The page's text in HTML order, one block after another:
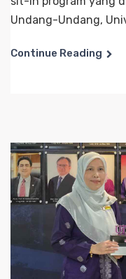
Undang-Undang,
Continue Reading